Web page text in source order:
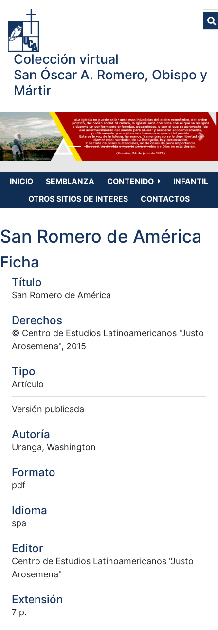
Colección virtual
San Óscar A. Romero, Obispo y
Mártir
INICIO SEMBLANZA CONTENIDO
INFANTIL
OTROS SITIOS DE INTERES
CONTACTOS
San Romero de América
Ficha
Título
San Romero de América
Derechos
© Centro de Estudios Latinoamericanos "Justo
Arosemena", 2015
Tipo
Artículo
Versión publicada
Autoría
Uranga, Washington
Formato
pdf
Idioma
spa
Editor
Centro de Estudios Latinoamericanos "Justo
Arosemena"
Extensión
7 p.